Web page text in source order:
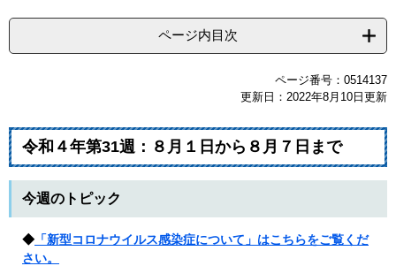
ページ内目次
ページ番号：0514137
更新日：2022年8月10日更新
令和４年第31週：８ 月１ 日から８月７ 日 まで
今週のトピック
◆ 「新型コロナウイルス感染症について」はこちらをご覧くだ
さい。